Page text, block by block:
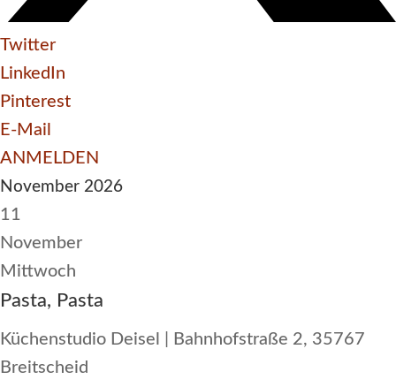
Twitter
LinkedIn
Pinterest
E-Mail
ANMELDEN
November 2026
11
November
Mittwoch
Pasta, Pasta
Küchenstudio Deisel | Bahnhofstraße 2, 35767
Breitscheid